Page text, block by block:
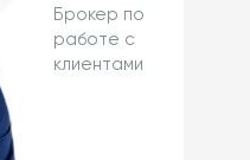
Брокер по
работе с
клиентами